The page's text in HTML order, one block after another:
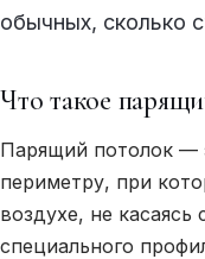
обычных, сколько
Что такое
Парящий потолок —
периметру, при
воздухе, не
специального